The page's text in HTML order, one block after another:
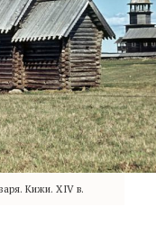
Кижи. XIV в.